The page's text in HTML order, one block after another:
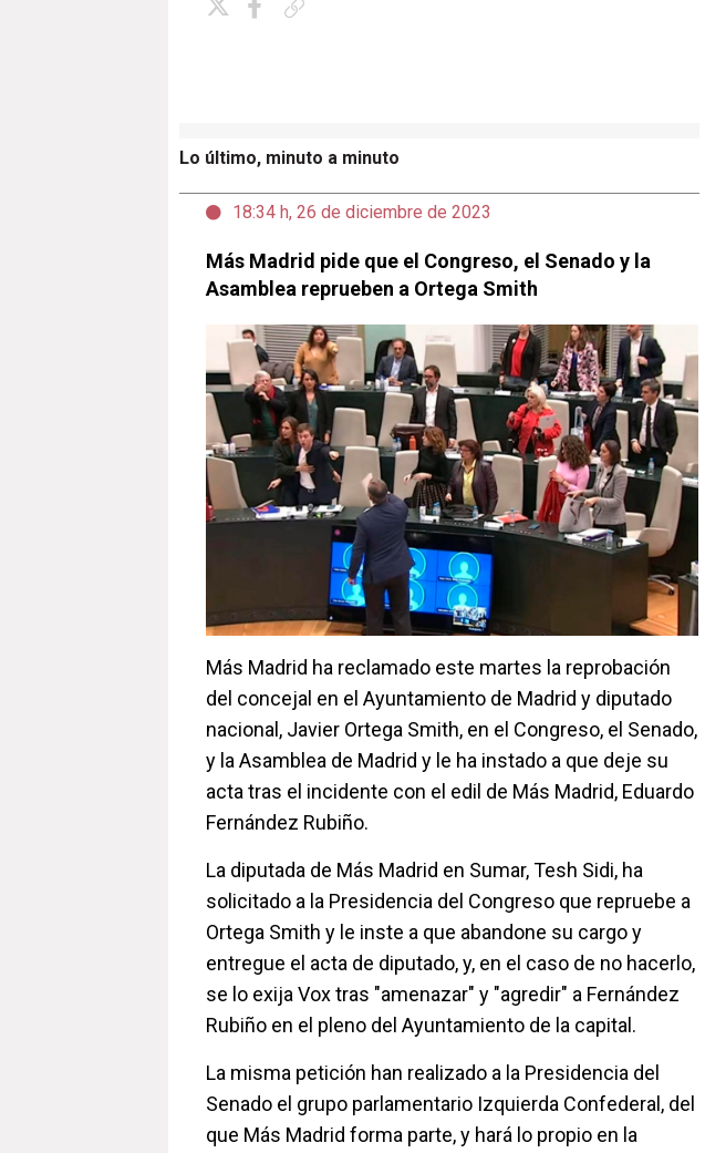
Lo último, minuto a minuto
18:34 h, 26 de diciembre de 2023
Más Madrid pide que el Congreso, el Senado y la
Asamblea reprueben a Ortega Smith
Más Madrid ha reclamado este martes la reprobación
del concejal en el Ayuntamiento de Madrid y diputado
nacional, Javier Ortega Smith, en el Congreso, el Senado,
y la Asamblea de Madrid y le ha instado a que deje su
acta tras el incidente con el edil de Más Madrid, Eduardo
Fernández Rubiño.
La diputada de Más Madrid en Sumar, Tesh Sidi, ha
solicitado a la Presidencia del Congreso que repruebe a
Ortega Smith y le inste a que abandone su cargo y
entregue el acta de diputado, y, en el caso de no hacerlo,
se lo exija Vox tras "amenazar" y "agredir" a Fernández
Rubiño en el pleno del Ayuntamiento de la capital.
La misma petición han realizado a la Presidencia del
Senado el grupo parlamentario Izquierda Confederal, del
que Más Madrid forma parte, y hará lo propio en la